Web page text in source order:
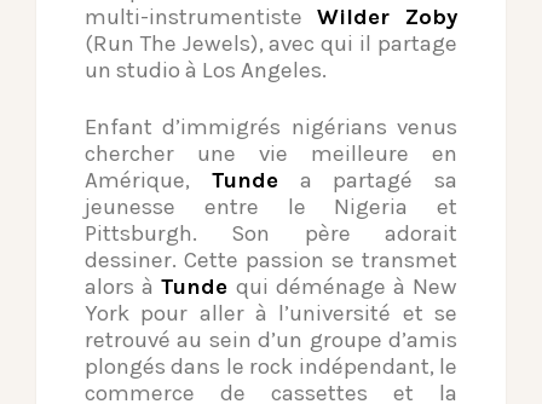
multi-instrumentiste Wilder Zoby
(Run The Jewels), avec qui il partage
un studio à Los Angeles.
Enfant d’immigrés nigérians venus
chercher une vie meilleure en
Amérique, Tundea partagé sa
jeunesse entre le Nigeria et
Pittsburgh. Son père adorait
dessiner. Cette passion se transmet
alors àTunde qui déménage à New
York pour aller à l’université et se
retrouvé au sein d’un groupe d’amis
plongés dans le rock indépendant, le
commerce de cassettes et la